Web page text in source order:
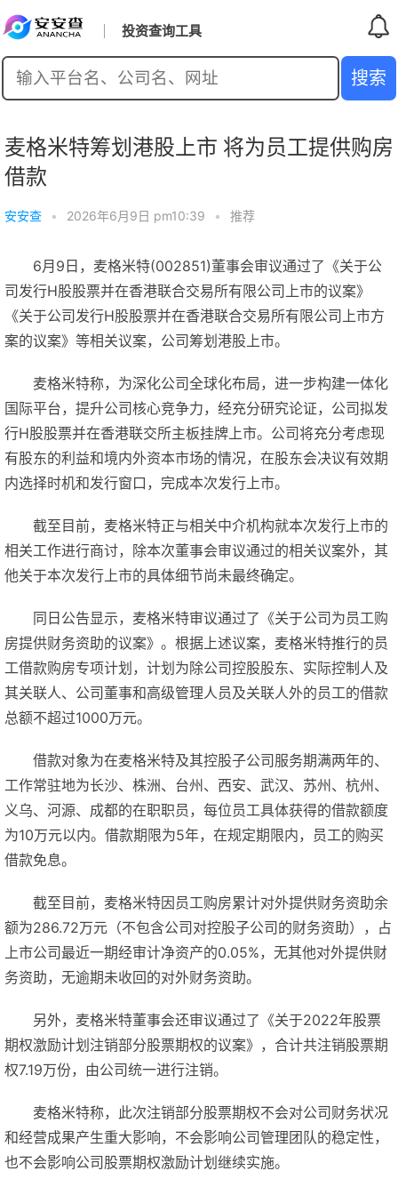
投资查询工具
麦格米特筹划港股上市 将为员工提供购房
借款
安安查 • 2026年6月9日 pm10:39 • 推荐
6月9日，麦格米特(002851)董事会审议通过了《关于公
司发行H股股票并在香港联合交易所有限公司上市的议案》
《关于公司发行H股股票并在香港联合交易所有限公司上市方
案的议案》等相关议案，公司筹划港股上市。
麦格米特称，为深化公司全球化布局，进一步构建一体化
国际平台，提升公司核心竞争力，经充分研究论证，公司拟发
行H股股票并在香港联交所主板挂牌上市。公司将充分考虑现
有股东的利益和境内外资本市场的情况，在股东会决议有效期
内选择时机和发行窗口，完成本次发行上市。
截至目前，麦格米特正与相关中介机构就本次发行上市的
相关工作进行商讨，除本次董事会审议通过的相关议案外，其
他关于本次发行上市的具体细节尚未最终确定。
同日公告显示，麦格米特审议通过了《关于公司为员工购
房提供财务资助的议案》。根据上述议案，麦格米特推行的员
工借款购房专项计划，计划为除公司控股股东、实际控制人及
其关联人、公司董事和高级管理人员及关联人外的员工的借款
总额不超过1000万元。
借款对象为在麦格米特及其控股子公司服务期满两年的、
工作常驻地为长沙、株洲、台州、西安、武汉、苏州、杭州、
义乌、河源、成都的在职职员，每位员工具体获得的借款额度
为10万元以内。借款期限为5年，在规定期限内，员工的购买
借款免息。
截至目前，麦格米特因员工购房累计对外提供财务资助余
额为286.72万元（不包含公司对控股子公司的财务资助），占
上市公司最近一期经审计净资产的0.05%，无其他对外提供财
务资助，无逾期未收回的对外财务资助。
另外，麦格米特董事会还审议通过了《关于2022年股票
期权激励计划注销部分股票期权的议案》，合计共注销股票期
权7.19万份，由公司统一进行注销。
麦格米特称，此次注销部分股票期权不会对公司财务状况
和经营成果产生重大影响，不会影响公司管理团队的稳定性，
也不会影响公司股票期权激励计划继续实施。